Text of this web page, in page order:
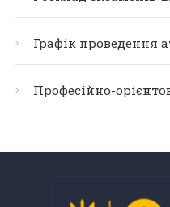
Графік проведення
Професійно-